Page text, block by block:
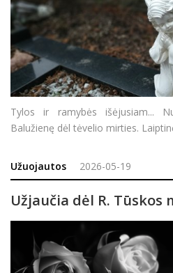
Tylos ir ramybės išėjusiam...
Balužienę dėl tėvelio mirties.
Užuojautos 2026-05-19
Užjaučia dėl R. Tūskos